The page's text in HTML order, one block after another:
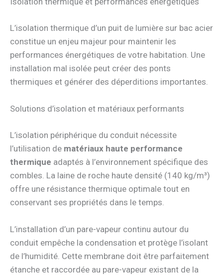
L’isolation thermique d’un puit de lumière sur bac acier
constitue un enjeu majeur pour maintenir les
performances énergétiques de votre habitation. Une
installation mal isolée peut créer des ponts
thermiques et générer des déperditions importantes.
Solutions d’isolation et matériaux performants
L’isolation périphérique du conduit nécessite
l’utilisation de matériaux haute performance
thermique adaptés à l’environnement spécifique des
combles. La laine de roche haute densité (140 kg/m³)
offre une résistance thermique optimale tout en
conservant ses propriétés dans le temps.
L’installation d’un pare-vapeur continu autour du
conduit empêche la condensation et protège l’isolant
de l’humidité. Cette membrane doit être parfaitement
étanche et raccordée au pare-vapeur existant de la